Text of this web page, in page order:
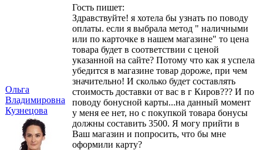
Ольга
Владимировна
Кузнецова
Гость пишет:
Здравствуйте! я хотела бы узнать по поводу
оплаты. если я выбрала метод " наличными
или по карточке в нашем магазине" то цена
товара будет в соответствии с ценой
указанной на сайте? Потому что как я успела
убедится в магазине товар дороже, при чем
значительно! И сколько будет составлять
стоимость доставки от вас в г Киров??? И по
поводу бонусной карты...на данный момент
у меня ее нет, но с покупкой товара бонусы
должны составить 3500. Я могу прийти в
Ваш магазин и попросить, что бы мне
оформили карту?